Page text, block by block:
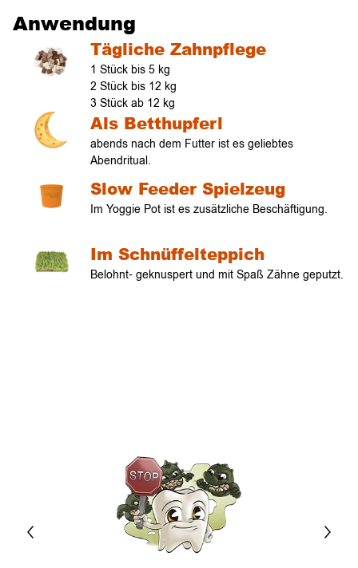
Anwendung
Tägliche Zahnpflege
1 Stück bis 5 kg
2 Stück bis 12 kg
3 Stück ab 12 kg
Als Betthupferl
abends nach dem Futter ist es geliebtes
Abendritual.
Slow Feeder Spielzeug
Im Yoggie Pot ist es zusätzliche Beschäftigung.
Im Schnüffelteppich
Belohnt- geknuspert und mit Spaß Zähne geputzt.